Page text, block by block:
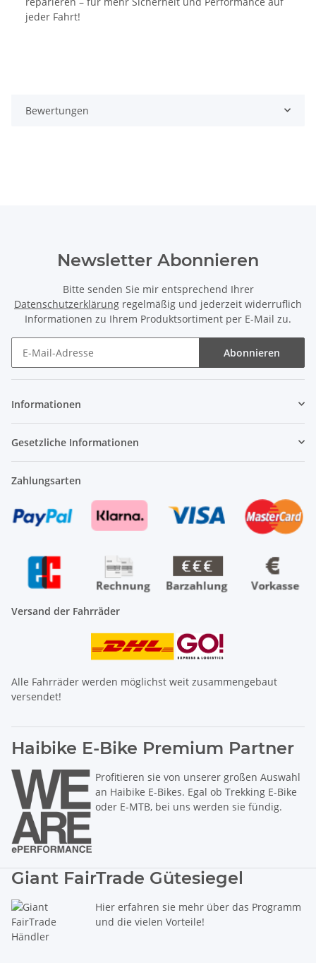
jeder Fahrt!
Bewertungen
Newsletter Abonnieren
Bitte senden Sie mir entsprechend Ihrer
Datenschutzerklärung regelmäßig und jederzeit widerruflich
Informationen zu Ihrem Produktsortiment per E-Mail zu.
Abonnieren
Informationen
Gesetzliche Informationen
Zahlungsarten
Versand der Fahrräder
Alle Fahrräder werden möglichst weit zusammengebaut
versendet!
Haibike E-Bike Premium Partner
Profitieren sie von unserer großen Auswahl
an Haibike E-Bikes. Egal ob Trekking E-Bike
oder E-MTB, bei uns werden sie fündig.
Giant FairTrade Gütesiegel
Hier erfahren sie mehr über das Programm
und die vielen Vorteile!